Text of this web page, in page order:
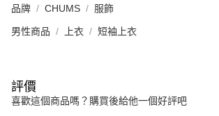
品牌 CHUMS 服飾
男性商品 上衣 短袖上衣
評價
喜歡這個商品嗎？購買後給他一個好評吧